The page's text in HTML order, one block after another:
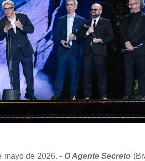
mayo de 2026. -O Agente Secreto